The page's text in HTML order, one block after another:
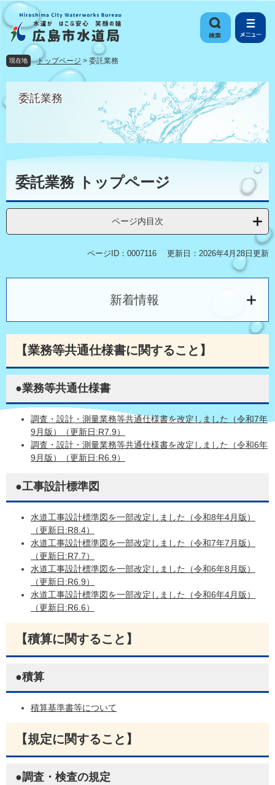
ペ
ー
先
で
。
メ
ニ
を
ば
て
現在地 トップページ > 委託業務
委託業務
本
委託業務 トップページ
ページ内目次
ページID：0007116 更新日：2026年4月28日更新
新着情報
【業務等共通仕様書に関すること】
●業務等共通仕様書
調査・設計・測量業務等共通仕様書を改定しました（令和7年
9月版）（更新日:R7.9）
調査・設計・測量業務等共通仕様書を改定しました（令和6年
9月版）（更新日:R6.9）
●工事設計標準図
水道工事設計標準図を一部改定しました（令和8年4月版）
（更新日:R8.4）
水道工事設計標準図を一部改定しました（令和7年7月版）
（更新日:R7.7）
水道工事設計標準図を一部改定しました（令和6年8月版）
（更新日:R6.9）
水道工事設計標準図を一部改定しました（令和6年4月版）
（更新日:R6.6）
【積算に関すること】
●積算
積算基準書等について
【規定に関すること】
●調査・検査の規定